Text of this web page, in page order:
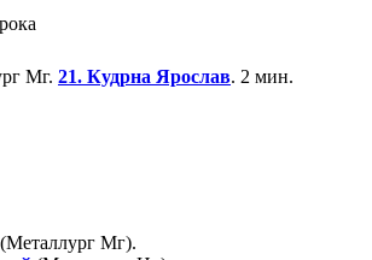
Мг. 21. Кудрна Ярослав. 2 мин.
(Металлург Мг).